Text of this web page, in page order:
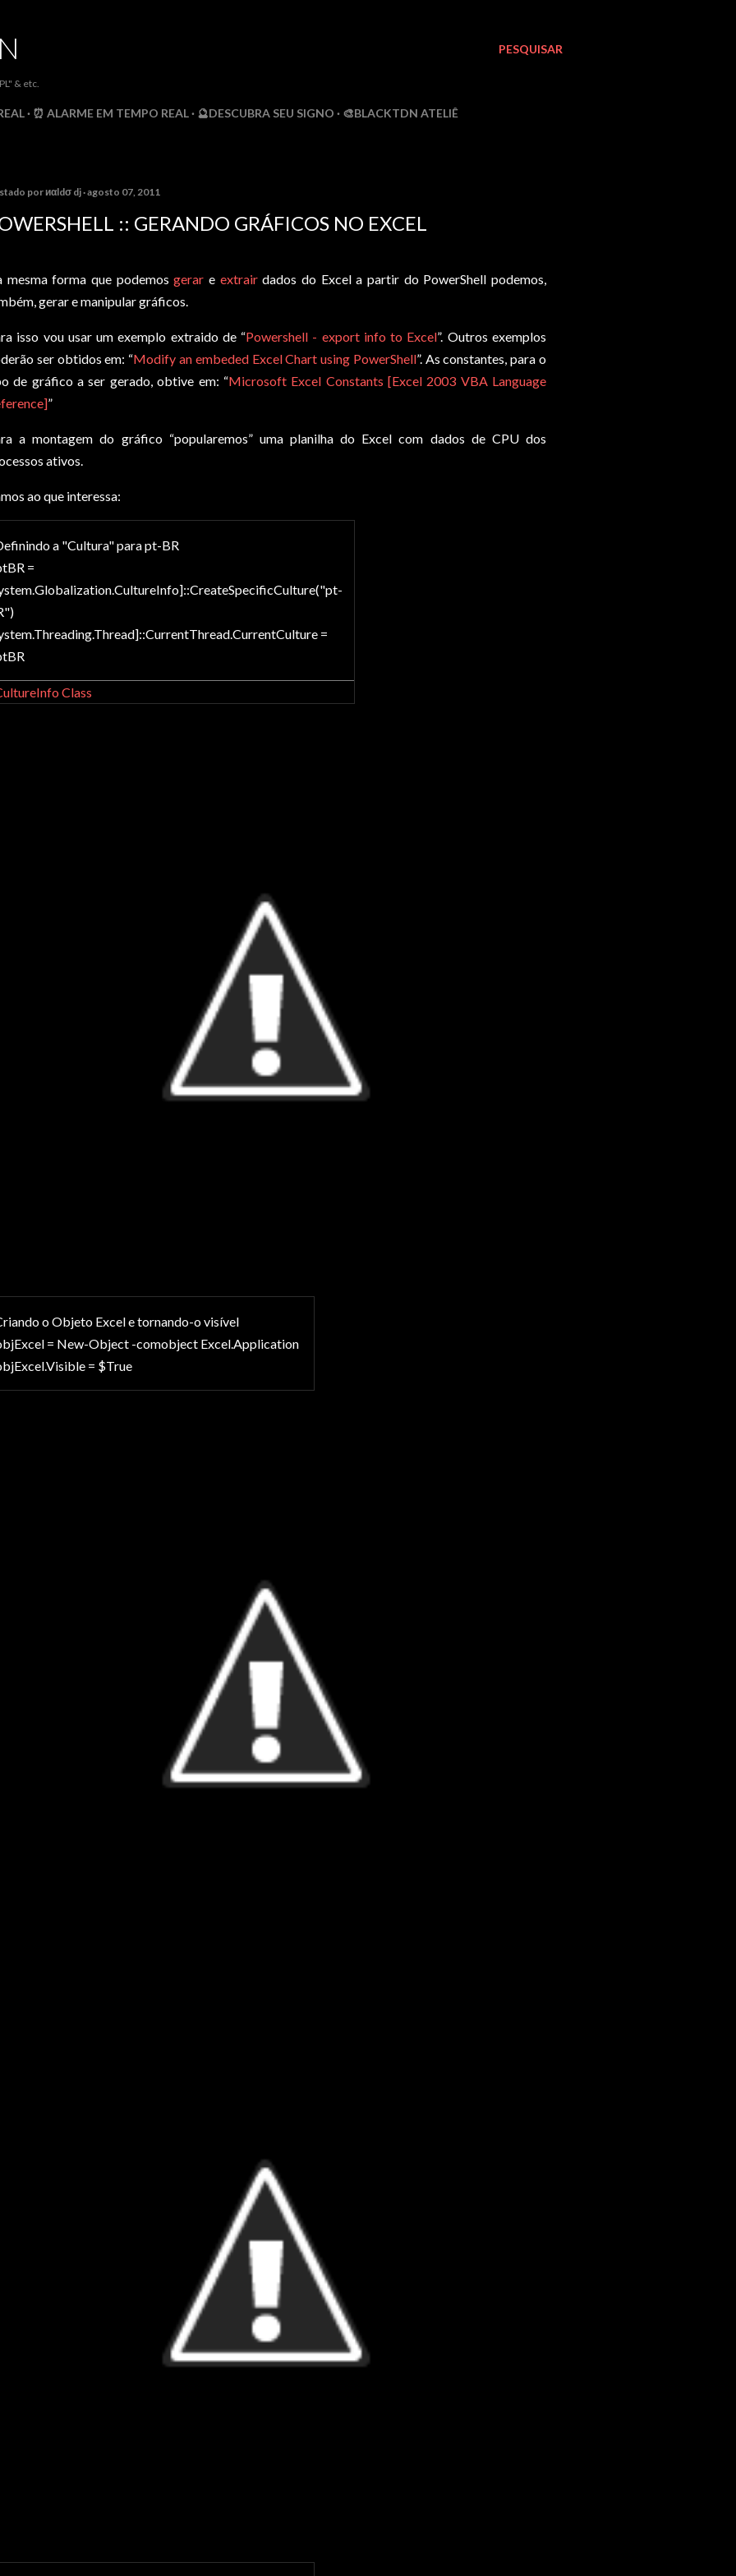
PESQUISAR
& etc.
⏰ ALARME EM TEMPO REAL 🔮DESCUBRA SEU SIGNO 🎨BLACKTDN ATELIÊ
por иαldσ dj agosto 07, 2011
:: GERANDO GRÁFICOS NO EXCEL
mesma forma que podemosgerar e extrairdados do Excel a partir do PowerShell podemos,
gerar e manipular gráficos.
isso vou usar um exemplo extraido de “Powershell - export info to Excel”. Outros exemplos
ser obtidos em: “Modify an embeded Excel Chart using PowerShell”. As constantes, para o
de gráfico a ser gerado, obtive em: “Microsoft Excel Constants [Excel 2003 VBA Language
”
a montagem do gráfico “popularemos” uma planilha do Excel com dados de CPU dos
ativos.
ao que interessa:
a "Cultura" para pt-BR
=
=
Class
o Objeto Excel e tornando-o visível
= New-Object -comobject Excel.Application
= $True